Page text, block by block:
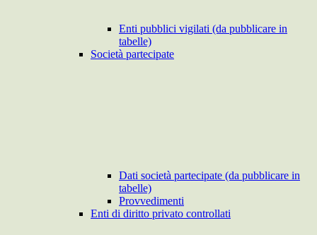
Enti pubblici vigilati (da pubblicare in
tabelle)
Società partecipate
Dati società partecipate (da pubblicare in
tabelle)
Provvedimenti
Enti di diritto privato controllati